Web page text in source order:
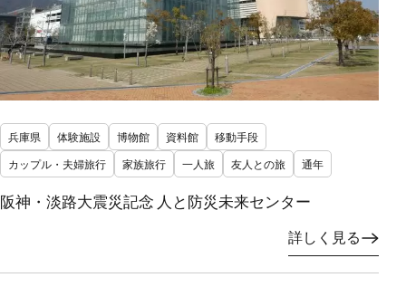
兵庫県 体験施設 博物館 資料館
移動手段
カップル・夫婦旅行
家族旅行 一人旅 友人との旅 通年
阪神・淡路大震災記念 人と防災未来センター
詳しく見る